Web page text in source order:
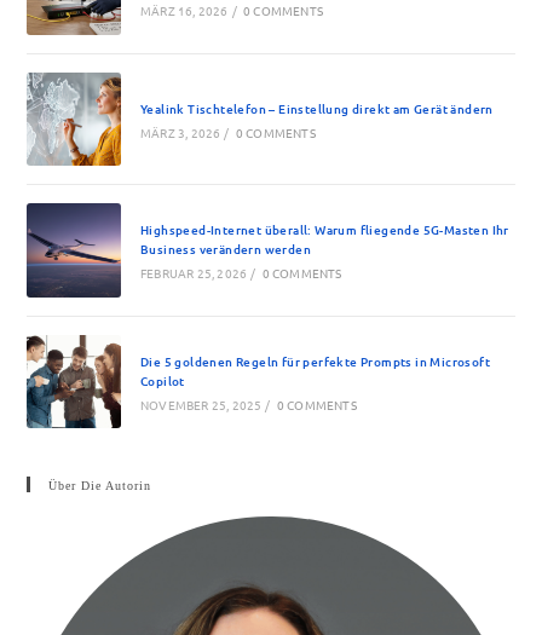
MÄRZ 16, 2026 / 0 COMMENTS
Yealink Tischtelefon – Einstellung direkt am Gerät ändern
MÄRZ 3, 2026 / 0 COMMENTS
Highspeed-Internet überall: Warum fliegende 5G-Masten Ihr
Business verändern werden
FEBRUAR 25, 2026 / 0 COMMENTS
Die 5 goldenen Regeln für perfekte Prompts in Microsoft
Copilot
NOVEMBER 25, 2025 / 0 COMMENTS
Über Die Autorin